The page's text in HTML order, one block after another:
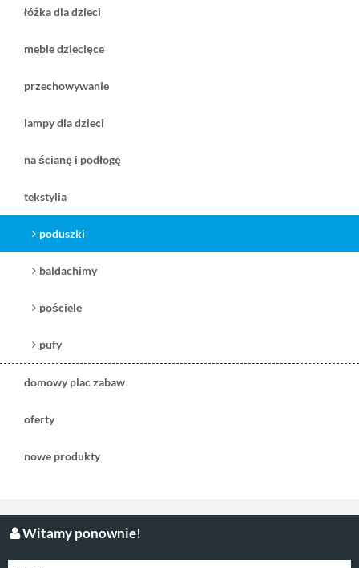
( plus koszt dostawy
łóżka dla dzieci
meble dziecięce
przechowywanie
lampy dla dzieci
na ścianę i podłogę
tekstylia
poduszki
baldachimy
pościele
pufy
domowy plac zabaw
oferty
nowe produkty
Witamy ponownie!